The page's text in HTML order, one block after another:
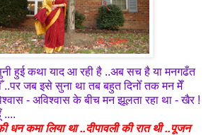
हुई कथा याद आ रही है ..अब सच है या मनगढँत
..पर जब इसे सुना था तब बहुत दिनोँ तक मन मेँ
- अविश्वास के बीच मन झूलता रहा था - खैर !
....
धन कमा लिया था ..दीपावली की रात थी ..पूजन